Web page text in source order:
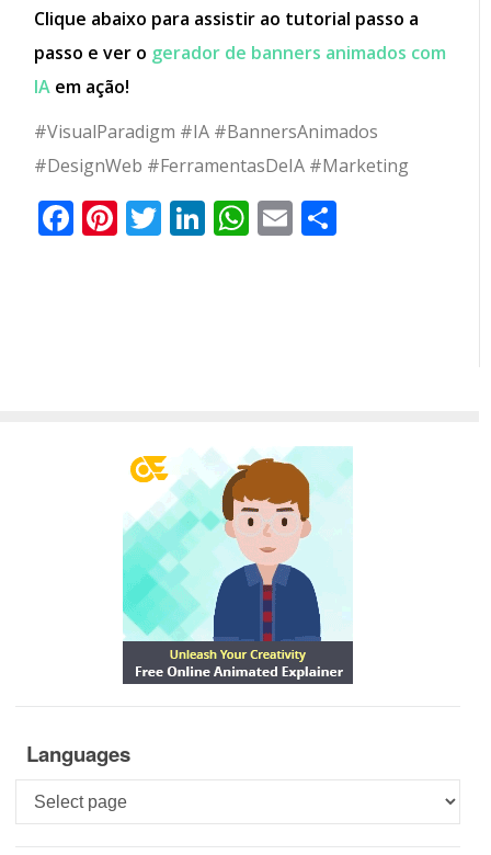
Clique abaixo para assistir ao tutorial passo a
passo e ver o gerador de banners animados com
IA em ação!
#VisualParadigm #IA #BannersAnimados
#DesignWeb #FerramentasDeIA #Marketing
Facebook
Pinterest
Twitter
LinkedIn
WhatsApp
Email
Languages
Languages